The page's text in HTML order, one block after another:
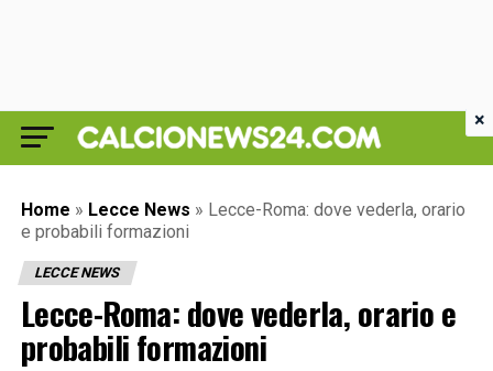
Home » Lecce News » Lecce-Roma: dove vederla, orario
e probabili formazioni
LECCE NEWS
Lecce-Roma: dove vederla, orario e
probabili formazioni
×